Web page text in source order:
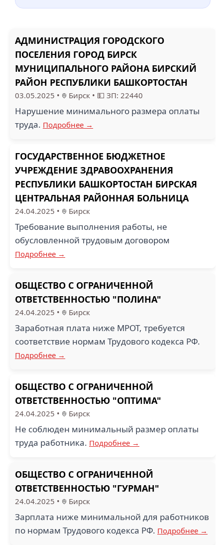
АДМИНИСТРАЦИЯ ГОРОДСКОГО
ПОСЕЛЕНИЯ ГОРОД БИРСК
МУНИЦИПАЛЬНОГО РАЙОНА БИРСКИЙ
РАЙОН РЕСПУБЛИКИ БАШКОРТОСТАН
03.05.2025 • Бирск • 💵 ЗП: 22440
Нарушение минимального размера оплаты
труда. Подробнее →
ГОСУДАРСТВЕННОЕ БЮДЖЕТНОЕ
УЧРЕЖДЕНИЕ ЗДРАВООХРАНЕНИЯ
РЕСПУБЛИКИ БАШКОРТОСТАН БИРСКАЯ
ЦЕНТРАЛЬНАЯ РАЙОННАЯ БОЛЬНИЦА
24.04.2025 • Бирск
Требование выполнения работы, не
обусловленной трудовым договором
Подробнее →
ОБЩЕСТВО С ОГРАНИЧЕННОЙ
ОТВЕТСТВЕННОСТЬЮ "ПОЛИНА"
24.04.2025 • Бирск
Заработная плата ниже МРОТ, требуется
соответствие нормам Трудового кодекса РФ.
Подробнее →
ОБЩЕСТВО С ОГРАНИЧЕННОЙ
ОТВЕТСТВЕННОСТЬЮ "ОПТИМА"
24.04.2025 • Бирск
Не соблюден минимальный размер оплаты
труда работника. Подробнее →
ОБЩЕСТВО С ОГРАНИЧЕННОЙ
ОТВЕТСТВЕННОСТЬЮ "ГУРМАН"
24.04.2025 • Бирск
Зарплата ниже минимальной для работников
по нормам Трудового кодекса РФ. Подробнее →